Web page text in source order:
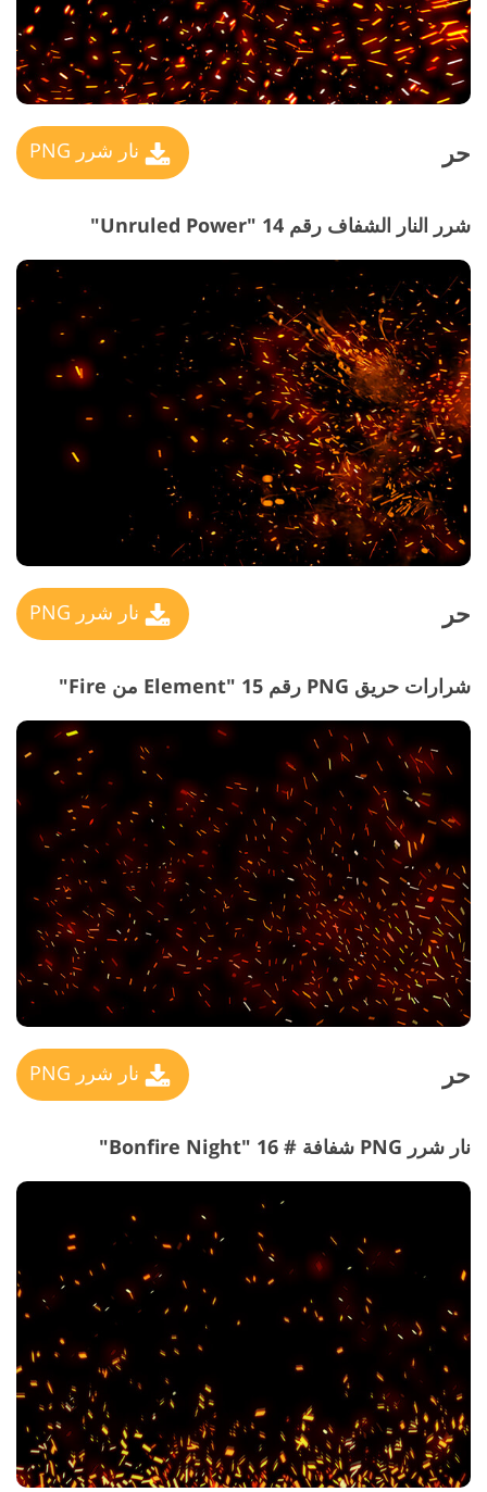
حر نار شرر PNG
شرر النار الشفاف رقم 14 "Unruled Power"
حر نار شرر PNG
شرارات حريق PNG رقم 15 "Element من Fire"
حر نار شرر PNG
نار شرر PNG شفافة # 16 "Bonfire Night"